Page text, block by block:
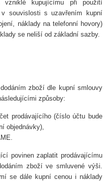
vzniklé kupujícímu při použití
souvislosti s uzavřením kupní
náklady na telefonní hovory)
se neliší od základní sazby.
zboží dle kupní smlouvy
způsoby:
prodávajícího (číslo účtu bude
objednávky),
povinen zaplatit prodávajícímu
zboží ve smluvené výši.
se dále kupní cenou i náklady